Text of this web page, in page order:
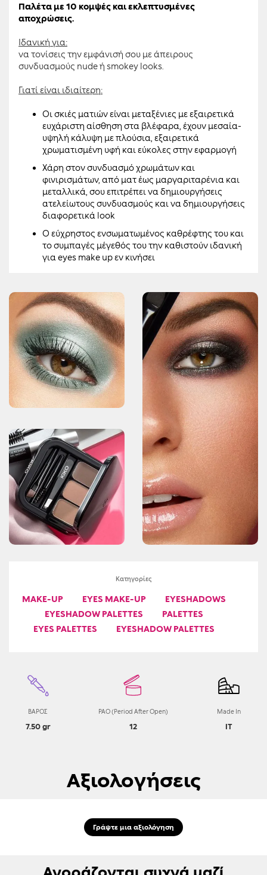
Παλέτα με 10 κομψές και εκλεπτυσμένες
αποχρώσεις.
Ιδανική για:
να τονίσεις την εμφάνισή σου με άπειρους
συνδυασμούς nude ή smokey looks.
Γιατί είναι ιδιαίτερη:
Οι σκιές ματιών είναι μεταξένιες με εξαιρετικά
ευχάριστη αίσθηση στα βλέφαρα, έχουν μεσαία-
υψηλή κάλυψη με πλούσια, εξαιρετικά
χρωματισμένη υφή και εύκολες στην εφαρμογή
Χάρη στον συνδυασμό χρωμάτων και
φινιρισμάτων, από ματ έως μαργαριταρένια και
μεταλλικά, σου επιτρέπει να δημιουργήσεις
ατελείωτους συνδυασμούς και να δημιουργήσεις
διαφορετικά look
Ο εύχρηστος ενσωματωμένος καθρέφτης του και
το συμπαγές μέγεθός του την καθιστούν ιδανική
για eyes make up εν κινήσει
Κατηγορίες
MAKE-UP EYES MAKE-UP
EYESHADOWS
EYESHADOW PALETTES
PALETTES
EYES PALETTES
EYESHADOW PALETTES
ΒΑΡΟΣ
7.50 gr
PAO (Period After Open)
12
Made In
IT
Αξιολογήσεις
Γράψτε μια αξιολόγηση